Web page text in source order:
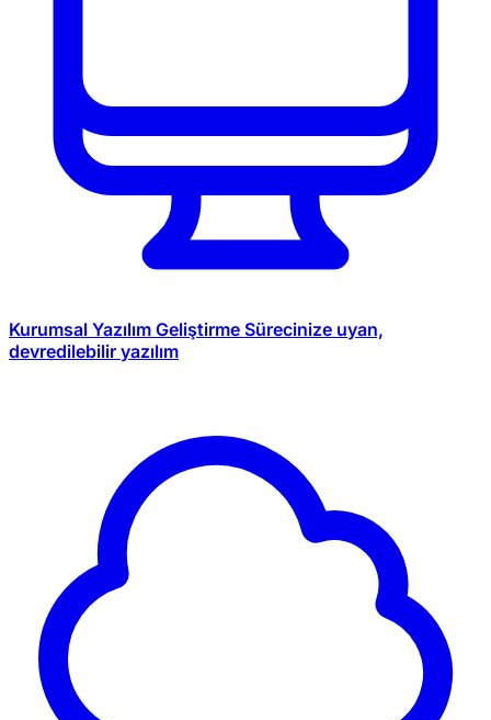
Kurumsal Yazılım Geliştirme Sürecinize uyan,
devredilebilir yazılım